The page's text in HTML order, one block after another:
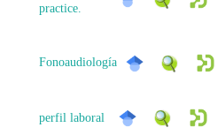
practice.
Fonoaudiología
perfil laboral